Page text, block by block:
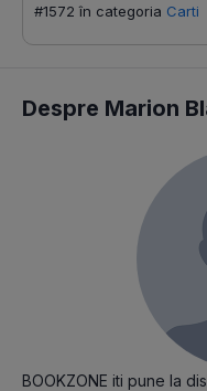
#1572 în categoria Carti
Despre Marion
BOOKZONE iti pune la